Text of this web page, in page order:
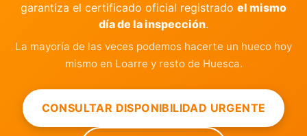
garantiza el certificado oficial registrado el mismo
día de la inspección.
La mayoría de las veces podemos hacerte un hueco hoy
mismo en Loarre y resto de Huesca.
CONSULTAR DISPONIBILIDAD URGENTE